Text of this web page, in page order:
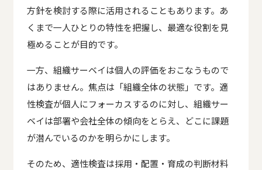
方針を検討する際に活用されることもあります。あ
くまで一人ひとりの特性を把握し、最適な役割を見
極めることが目的です。
一方、組織サーベイは個人の評価をおこなうもので
はありません。焦点は「組織全体の状態」です。適
性検査が個人にフォーカスするのに対し、組織サー
ベイは部署や会社全体の傾向をとらえ、どこに課題
が潜んでいるのかを明らかにします。
そのため、適性検査は採用・配置・育成の判断材料